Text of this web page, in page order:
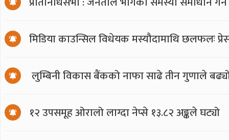
मिडिया काउन्सिल विधेयक मस्यौदामाथि छलफलः
लुम्बिनी विकास बैंकको नाफा साढे तीन गुणाले
१२ उपसमूह ओरालो लाग्दा नेप्से १३.८२ अङ्कले घट्यो